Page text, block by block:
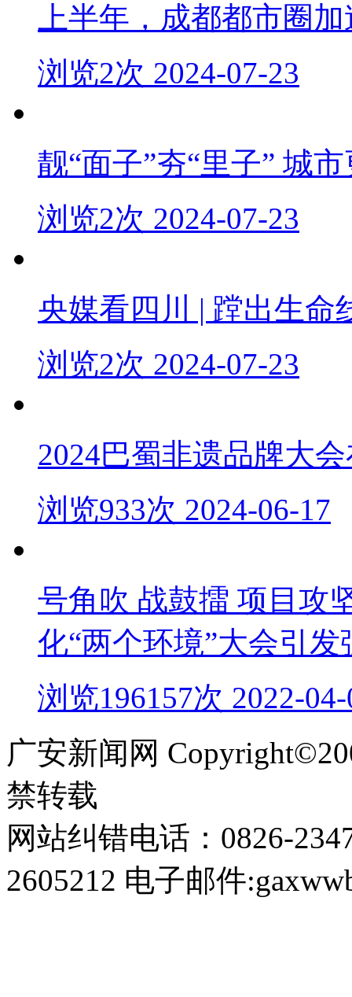
上半年，成都都市圈
浏览2次 2024-07-23
靓“面子”夯“里子” 城
浏览2次 2024-07-23
央媒看四川 | 蹚出生命
浏览2次 2024-07-23
2024巴蜀非遗品牌大
浏览933次 2024-06-17
号角吹 战鼓擂 项目攻
化“两个环境”大会引
浏览196157次 2022-
广安新闻网
禁转载
网站纠错电话：0826-
2605212 电子邮件